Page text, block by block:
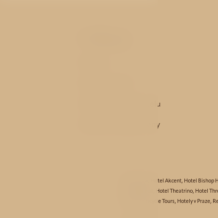
Historie a okolí hotelu
Garance nejnižší ceny
Hotel Akcent, Hotel Bishop
Hotel Theatrino, Hotel
Bicycle Tours, Hotely v Praze,